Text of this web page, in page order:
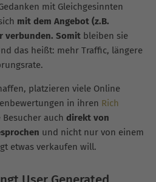
mit Gleichgesinnten
mit dem Angebot (z.B.
verbunden. Somit bleiben sie
das heißt: mehr Traffic, längere
platzieren viele Online
in ihren Rich
auch direkt von
und nicht nur von einem
etwas verkaufen will.